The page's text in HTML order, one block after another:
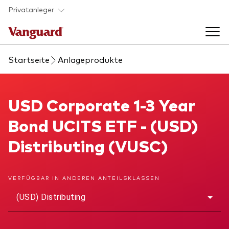
Skip to main content
Privatanleger
Indexfonds & ETFs
Produkte handeln
Anbieterliste
Wissen
Back to main menu
Über uns
Startseite Anlageprodukte
USD Corporate 1-3 Year Bond UCITS ETF
USD Corporate 1-3 Year
Bond UCITS ETF - (USD)
Distributing (VUSC)
VERFÜGBAR IN ANDEREN ANTEILSKLASSEN
(USD) Distributing